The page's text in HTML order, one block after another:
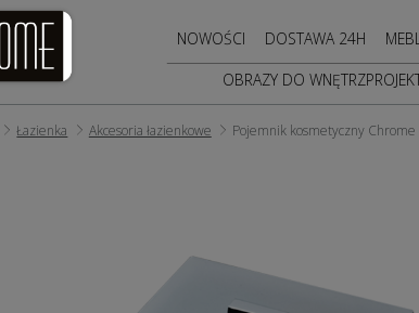
NOWOŚCI DOSTAWA 24H
OBRAZY DO WNĘTRZ
Łazienka Akcesoria łazienkowe Pojemnik kosmetyczny